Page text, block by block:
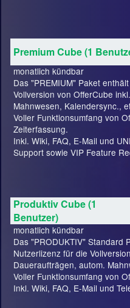
Premium Cube (1
monatlich kündbar
Das "PREMIUM" Paket
Vollversion von OfferCube
Mahnwesen, Kalendersync.,
Voller Funktionsumfang von
Zeiterfassung.
Inkl. Wiki, FAQ, E-Mail und
Support sowie VIP Feature
Produktiv Cube (1
Benutzer)
monatlich kündbar
Das "PRODUKTIV" Standard
Nutzerlizenz für die
Daueraufträgen, autom.
Voller Funktionsumfang von
Inkl. Wiki, FAQ, E-Mail und